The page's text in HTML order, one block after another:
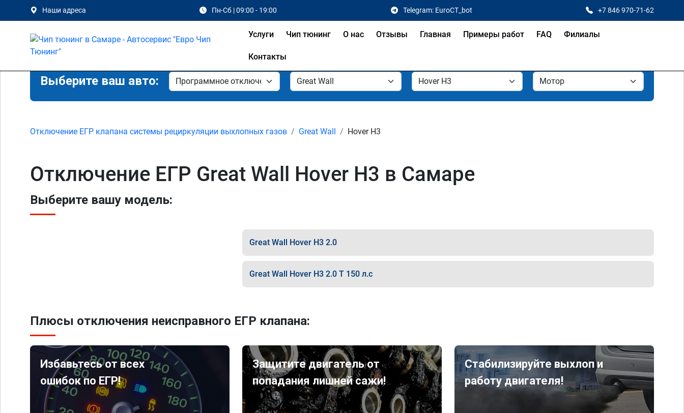
Наши адреса Пн-Сб | 09:00 - 19:00 Telegram: EuroCT_bot +7 846 970-71-62
Услуги Чип тюнинг О нас Отзывы Главная Примеры работ FAQ Филиалы
Контакты
Выберите ваш авто:
Отключение ЕГР клапана системы рециркуляции выхлопных газов Great Wall Hover H3
Отключение ЕГР Great Wall Hover H3 в Самаре
Выберите вашу модель:
Great Wall Hover H3 2.0
Great Wall Hover H3 2.0 T 150 л.с
Плюсы отключения неисправного ЕГР клапана:
Избавьтесь от всех
ошибок по ЕГР!
Защитите двигатель от
попадания лишней сажи!
Стабилизируйте выхлоп и
работу двигателя!